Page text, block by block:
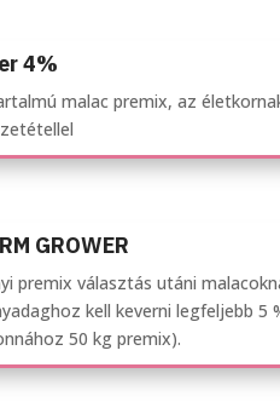
4%
malac premix, az
GROWER
premix választás utáni
kell keverni legfeljebb 5
50 kg premix).